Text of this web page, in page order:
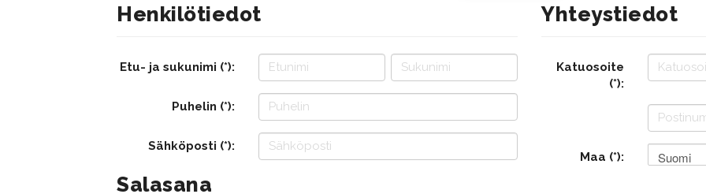
Henkilötiedot
Etu- ja sukunimi (*):
Puhelin (*):
Sähköposti (*):
Salasana
Yhteystiedot
Katuosoite
(*):
Maa (*): Suomi